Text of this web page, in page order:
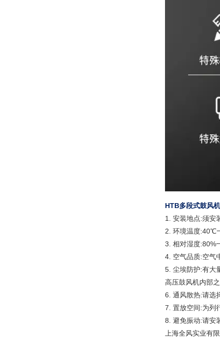
HTB多段式鼓风机
1. 安装地点:须安
2. 环境温度:40℃
3. 相对湿度:80%
4. 空气品质:空气
5. 尘埃防护:有大
高压鼓风机内部
6. 通风散热:请选
7. 置放空间:为列
8. 避免振动:请安
上海全风实业